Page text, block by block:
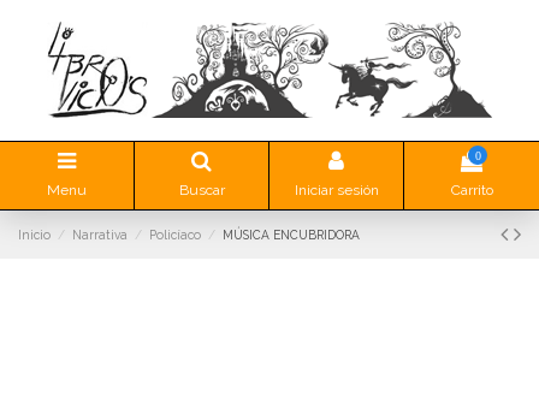
Menu Buscar Iniciar sesión
0
Carrito
Inicio Narrativa Policíaco MÚSICA ENCUBRIDORA